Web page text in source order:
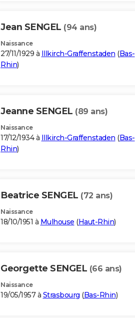
Jean SENGEL (94 ans)
Naissance
27/11/1929 à Illkirch-Graffenstaden (Bas-
Rhin)
Jeanne SENGEL (89 ans)
Naissance
17/12/1934 à Illkirch-Graffenstaden (Bas-
Rhin)
Beatrice SENGEL (72 ans)
Naissance
18/10/1951 à Mulhouse (Haut-Rhin)
Georgette SENGEL (66 ans)
Naissance
19/05/1957 à Strasbourg (Bas-Rhin)